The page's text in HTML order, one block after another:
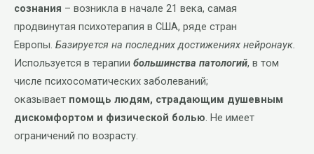
сознания – возникла в начале 21 века, самая
продвинутая психотерапия в США, ряде стран
Европы. Базируется на последних достижениях нейронаук.
Используется в терапии большинства патологий, в том
числе психосоматических заболеваний;
оказывает помощь людям, страдающим душевным
дискомфортом и физической болью. Не имеет
ограничений по возрасту.